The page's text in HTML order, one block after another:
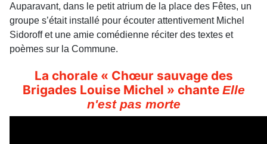
Auparavant, dans le petit atrium de la place des Fêtes, un
groupe s’était installé pour écouter attentivement Michel
Sidoroff et une amie comédienne réciter des textes et
poèmes sur la Commune.
La chorale « Chœur sauvage des
Brigades Louise Michel » chante Elle
n'est pas morte